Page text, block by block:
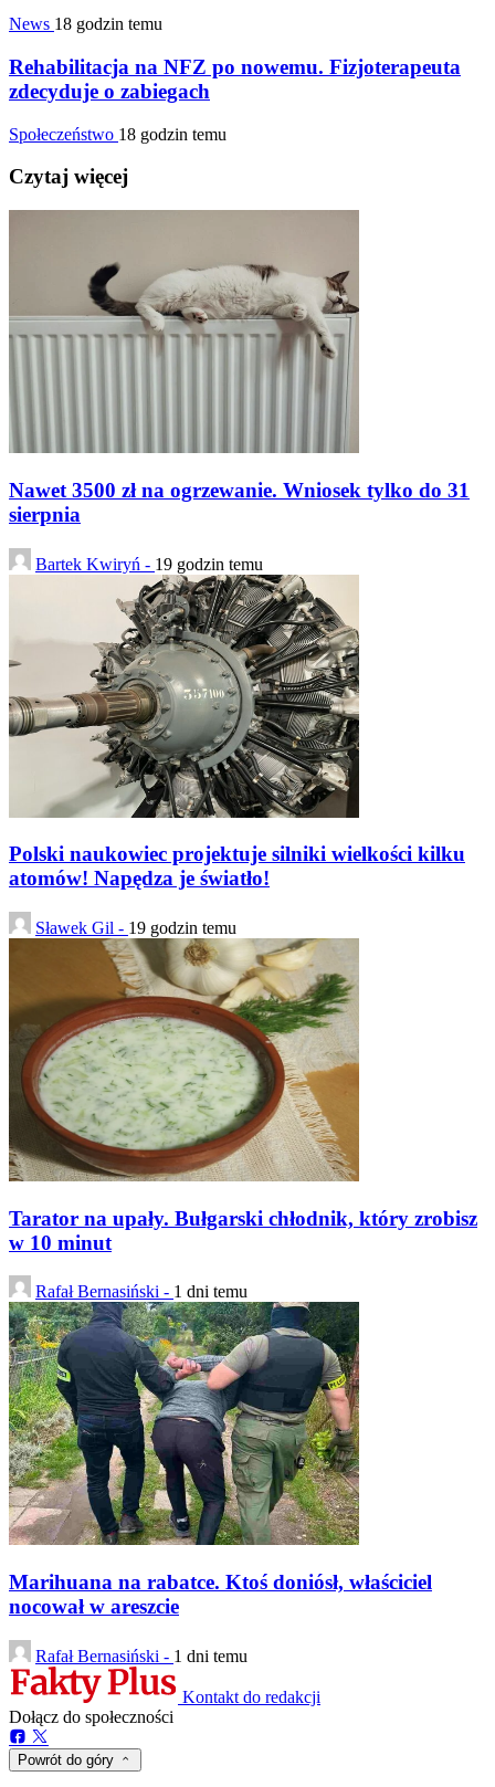
News 18 godzin temu
Rehabilitacja na NFZ po nowemu. Fizjoterapeuta
zdecyduje o zabiegach
Społeczeństwo 18 godzin temu
Czytaj więcej
Nawet 3500 zł na ogrzewanie. Wniosek tylko do 31
sierpnia
Bartek Kwiryń - 19 godzin temu
Polski naukowiec projektuje silniki wielkości kilku
atomów! Napędza je światło!
Sławek Gil - 19 godzin temu
Tarator na upały. Bułgarski chłodnik, który zrobisz
w 10 minut
Rafał Bernasiński - 1 dni temu
Marihuana na rabatce. Ktoś doniósł, właściciel
nocował w areszcie
Rafał Bernasiński - 1 dni temu
Kontakt do redakcji
Dołącz do społeczności
Powrót do góry